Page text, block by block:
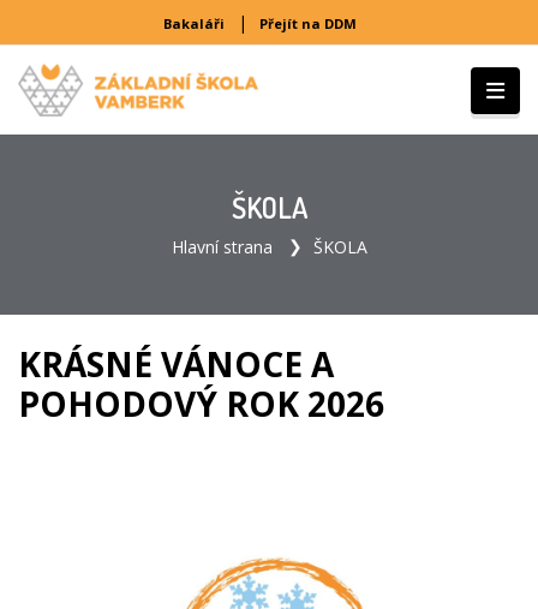
Bakaláři | Přejít na DDM
ŠKOLA
Hlavní strana ŠKOLA
KRÁSNÉ VÁNOCE A
POHODOVÝ ROK 2026